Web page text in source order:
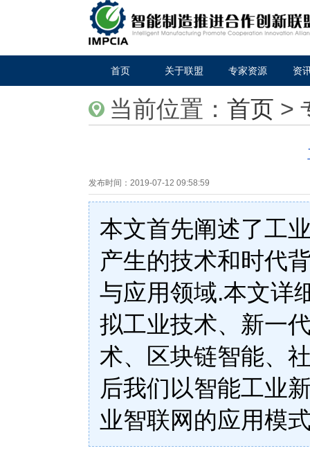
首页 关于联盟 专家资源 资
当前位置： 首页 >
发布时间： 2019-07-12 09:58:59
本文首先阐述了工
产生的技术和时代
与应用领域.本文详
拟工业技术、新一
术、区块链智能、
后我们以智能工业
业智联网的应用模